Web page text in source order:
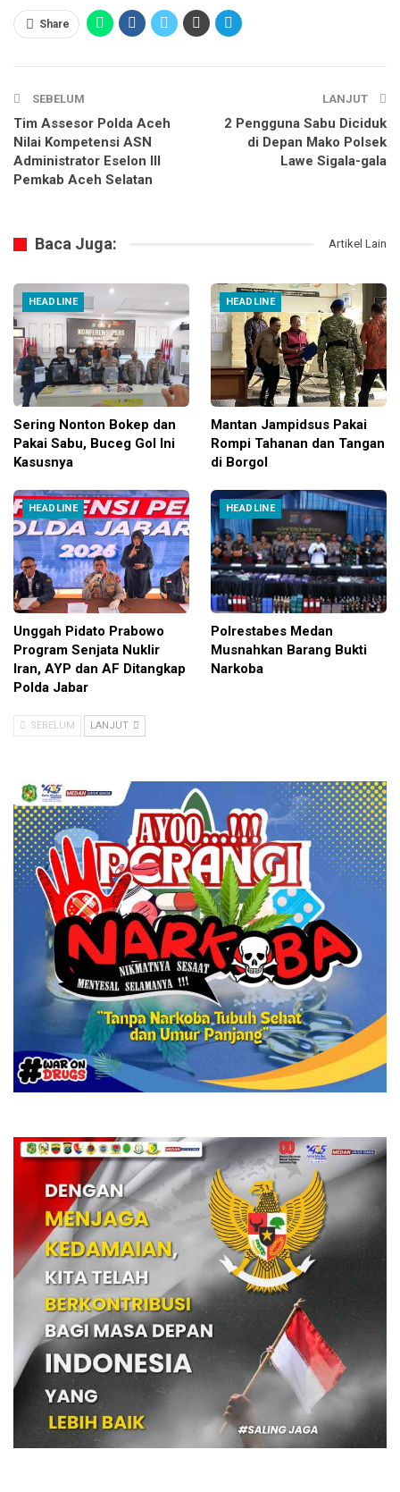
Share
SEBELUM
Tim Assesor Polda Aceh
Nilai Kompetensi ASN
Administrator Eselon III
Pemkab Aceh Selatan
LANJUT
2 Pengguna Sabu Diciduk
di Depan Mako Polsek
Lawe Sigala-gala
Baca Juga: Artikel Lain
HEADLINE
Sering Nonton Bokep dan
Pakai Sabu, Buceg Gol Ini
Kasusnya
HEADLINE
Mantan Jampidsus Pakai
Rompi Tahanan dan Tangan
di Borgol
HEADLINE
Unggah Pidato Prabowo
Program Senjata Nuklir
Iran, AYP dan AF Ditangkap
Polda Jabar
HEADLINE
Polrestabes Medan
Musnahkan Barang Bukti
Narkoba
SEBELUM LANJUT